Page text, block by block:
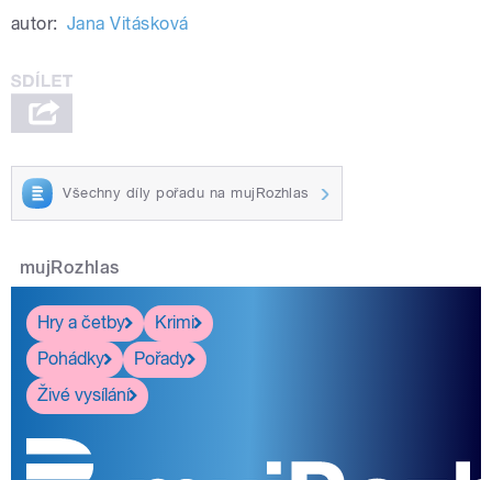
autor: Jana Vitásková
Všechny díly pořadu na mujRozhlas
mujRozhlas
Hry a četby
Krimi
Pohádky
Pořady
Živé vysílání